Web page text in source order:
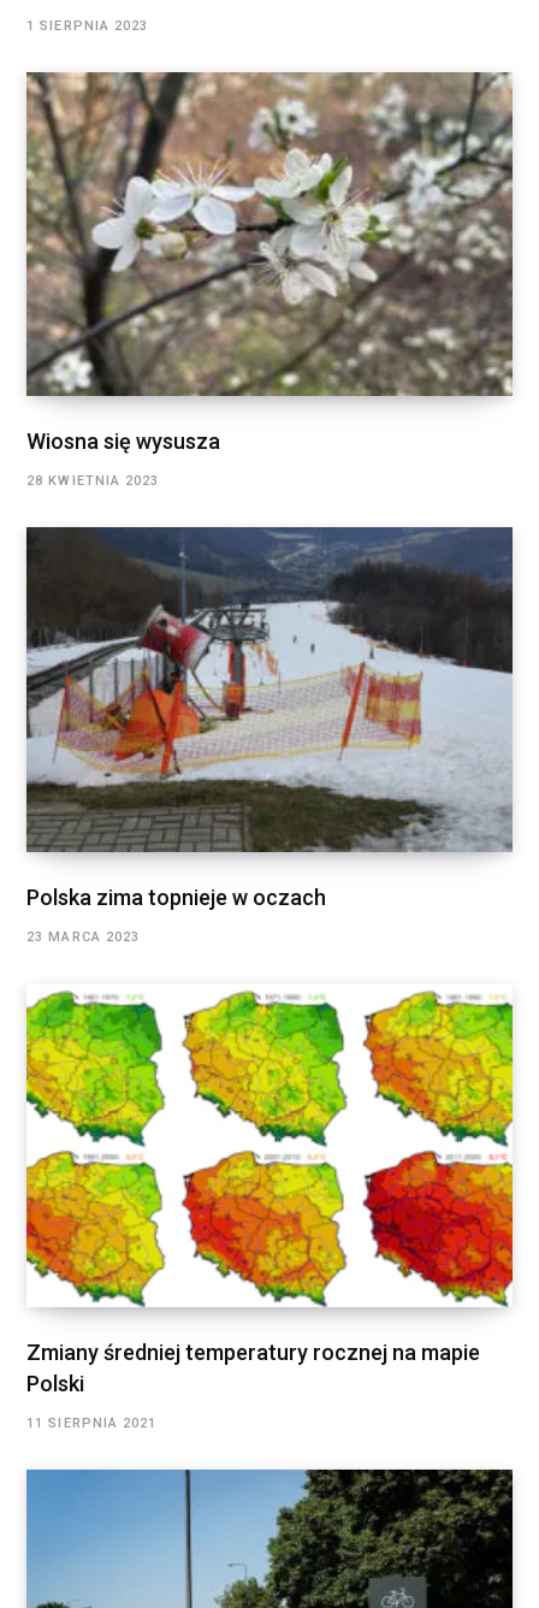
1 SIERPNIA 2023
Wiosna się wysusza
28 KWIETNIA 2023
Polska zima topnieje w oczach
23 MARCA 2023
Zmiany średniej temperatury rocznej na mapie
Polski
11 SIERPNIA 2021